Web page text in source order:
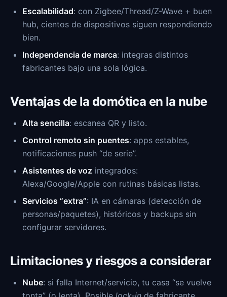
Escalabilidad: con Zigbee/Thread/Z-Wave + buen
hub, cientos de dispositivos siguen respondiendo
bien.
Independencia de marca: integras distintos
fabricantes bajo una sola lógica.
Ventajas de la domótica en la nube
Alta sencilla: escanea QR y listo.
Control remoto sin puentes: apps estables,
notificaciones push “de serie”.
Asistentes de voz integrados:
Alexa/Google/Apple con rutinas básicas listas.
Servicios “extra”: IA en cámaras (detección de
personas/paquetes), históricos y backups sin
configurar servidores.
Limitaciones y riesgos a considerar
Nube: si falla Internet/servicio, tu casa “se vuelve